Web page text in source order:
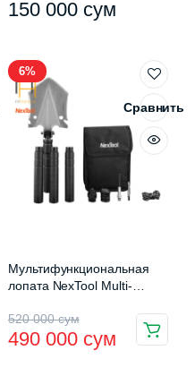
150 000 сум
90
–
150
000 сум
товар
вариаций.
Опции
можно
выбрать
товара.
6%
Сравнить
Мультифункциональная
лопата NexTool Multi-
520 000сум
Первоначальная
цена
490 000 сум
Текущая
цена: